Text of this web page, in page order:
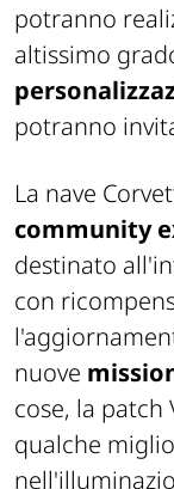
potranno
altissimo
potranno
La nave
community
destinato
con
nuove
cose, la patch
qualche